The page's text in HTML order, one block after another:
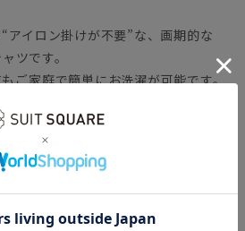
アイロン掛けが不要”な、画期的な
ツです。
ご家庭で簡単にお洗濯が可能です。
にくく、洗濯後に残りがちなシワも
とした着心地が持続。夜洗って、朝
です。